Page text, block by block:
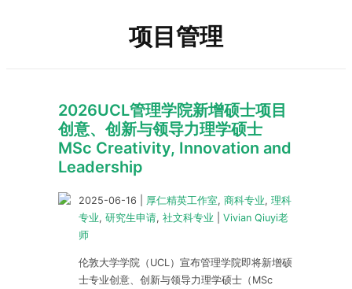
项目管理
2026UCL管理学院新增硕士项目
创意、创新与领导力理学硕士
MSc Creativity, Innovation and
Leadership
2025-06-16 厚仁精英工作室, 商科专业, 理科
专业, 研究生申请, 社文科专业
Vivian Qiuyi老
师
伦敦大学学院（UCL）宣布管理学院即将新增硕
士专业创意、创新与领导力理学硕士（MSc